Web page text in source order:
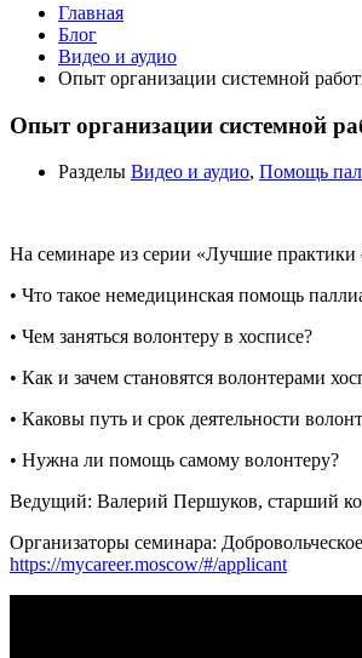
Главная
Блог
Видео и аудио
Опыт организации системной
Опыт организации системной
Разделы Видео и аудио, Помощь
На семинаре из серии «Лучшие
• Что такое немедицинская помощь
• Чем заняться волонтеру в хосписе?
• Как и зачем становятся волонтерами
• Каковы путь и срок деятельности
• Нужна ли помощь самому волонтеру?
Ведущий: Валерий Першуков, старший
Организаторы семинара:
https://mycareer.moscow/#/applicant